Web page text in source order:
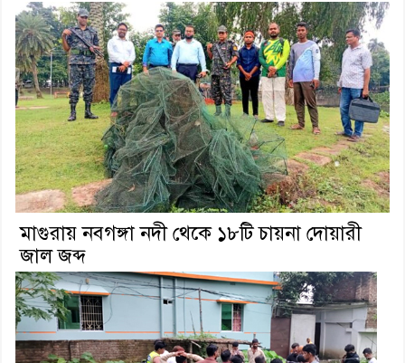
মাগুরায় নবগঙ্গা নদী থেকে ১৮টি চায়না দোয়ারী
জাল জব্দ